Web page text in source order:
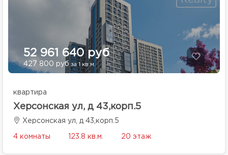
52 961 640 руб
427 800 руб за 1 кв.м.
квартира
Херсонская ул, д 43,корп.5
Херсонская ул, д 43,корп.5
4 комнаты 123.8 кв.м. 20 этаж